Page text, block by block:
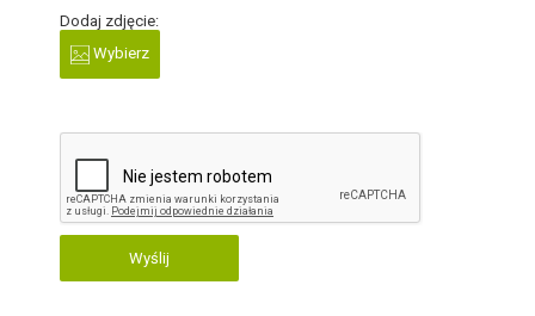
Dodaj zdjęcie:
Wybierz
Wyślij